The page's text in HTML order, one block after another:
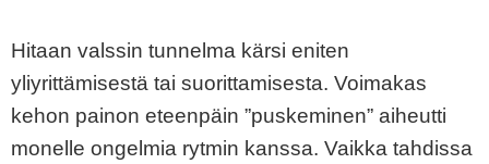
Hitaan valssin tunnelma kärsi eniten
yliyrittämisestä tai suorittamisesta. Voimakas
kehon painon eteenpäin ”puskeminen” aiheutti
monelle ongelmia rytmin kanssa. Vaikka tahdissa